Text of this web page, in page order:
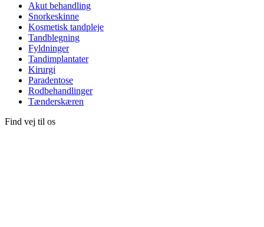
Akut behandling
Snorkeskinne
Kosmetisk tandpleje
Tandblegning
Fyldninger
Tandimplantater
Kirurgi
Paradentose
Rodbehandlinger
Tænderskæren
Find vej til os